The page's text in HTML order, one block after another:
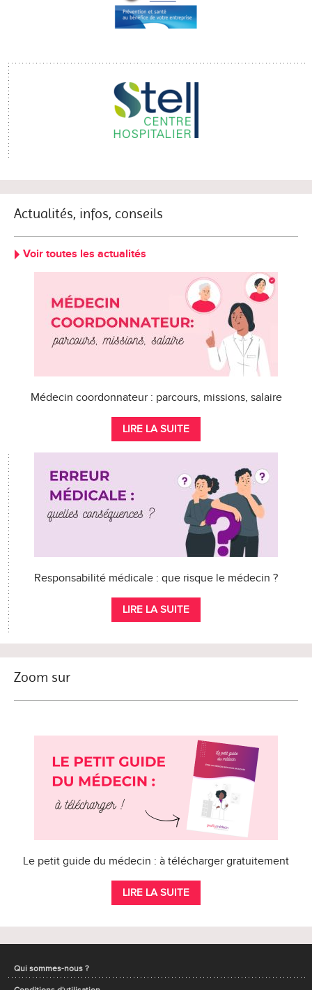
Actualités, infos, conseils
Voir toutes les actualités
Médecin coordonnateur : parcours, missions, salaire
LIRE LA SUITE
Responsabilité médicale : que risque le médecin ?
LIRE LA SUITE
Zoom sur
Le petit guide du médecin : à télécharger gratuitement
LIRE LA SUITE
Qui sommes-nous ?